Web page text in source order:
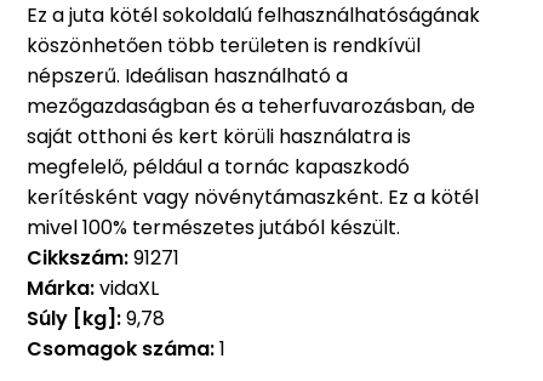
Ez a juta kötél sokoldalú felhasználhatóságának
köszönhetően több területen is rendkívül
népszerű. Ideálisan használható a
mezőgazdaságban és a teherfuvarozásban, de
saját otthoni és kert körüli használatra is
megfelelő, például a tornác kapaszkodó
kerítésként vagy növénytámaszként. Ez a kötél
mivel 100% természetes jutából készült.
Cikkszám:91271
Márka:vidaXL
Súly [kg]:9,78
Csomagok száma:1